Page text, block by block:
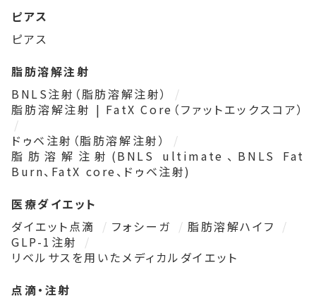
ピアス
ピアス
脂肪溶解注射
BNLS注射（脂肪溶解注射）
脂肪溶解注射 | FatX Core（ファットエックスコア）
ドゥベ注射（脂肪溶解注射）
脂肪溶解注射(BNLS ultimate、BNLS Fat
Burn、FatX core、ドゥベ注射)
医療ダイエット
ダイエット点滴
フォシーガ
脂肪溶解ハイフ
GLP-1注射
リベルサスを用いたメディカルダイエット
点滴・注射